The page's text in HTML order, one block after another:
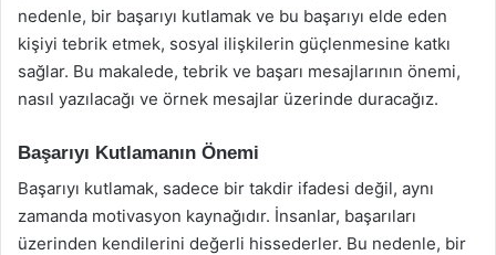
nedenle, bir başarıyı kutlamak ve bu başarıyı elde eden
kişiyi tebrik etmek, sosyal ilişkilerin güçlenmesine katkı
sağlar. Bu makalede, tebrik ve başarı mesajlarının önemi,
nasıl yazılacağı ve örnek mesajlar üzerinde duracağız.
Başarıyı Kutlamanın Önemi
Başarıyı kutlamak, sadece bir takdir ifadesi değil, aynı
zamanda motivasyon kaynağıdır. İnsanlar, başarıları
üzerinden kendilerini değerli hissederler. Bu nedenle, bir